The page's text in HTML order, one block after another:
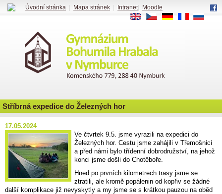
Stříbrná expedice do Železných hor
17.05.2024
Ve čtvrtek 9.5. jsme vyrazili na expedici do
Železných hor. Cestu jsme zahájili v Třemošnici
a před námi bylo třídenní dobrodružství, na jehož
konci jsme došli do Chotěboře.
Hned po prvních kilometrech trasy jsme se
ztratili, ale kromě popálenin od kopřiv se žádné
další komplikace již nevyskytly a my jsme se s krátkou pauzou na oběd
Úvodní stránka Mapa stránek Intranet|
Moodle
EN
CS DE FR RU